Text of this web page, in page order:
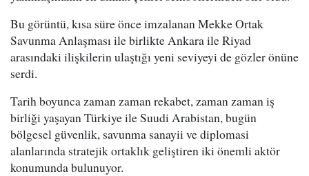
Bu görüntü, kısa süre önce imzalanan Mekke Ortak
Savunma Anlaşması ile birlikte Ankara ile Riyad
arasındaki ilişkilerin ulaştığı yeni seviyeyi de gözler önüne
serdi.
Tarih boyunca zaman zaman rekabet, zaman zaman iş
birliği yaşayan Türkiye ile Suudi Arabistan, bugün
bölgesel güvenlik, savunma sanayii ve diplomasi
alanlarında stratejik ortaklık geliştiren iki önemli aktör
konumunda bulunuyor.